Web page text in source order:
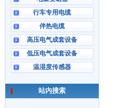
行车专用电缆
伴热电缆
高压电气成套设备
低压电气成套设备
温湿度传感器
站内搜索